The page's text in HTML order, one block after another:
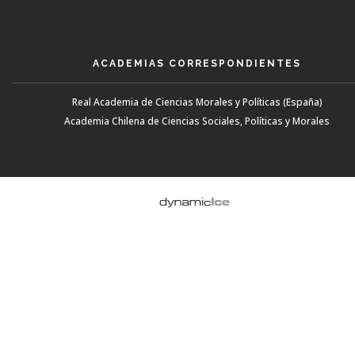
ACADEMIAS CORRESPONDIENTES
Real Academia de Ciencias Morales y Políticas (España)
Academia Chilena de Ciencias Sociales, Políticas y Morales